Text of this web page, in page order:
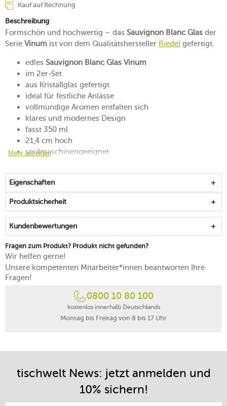
Kauf auf Rechnung
Beschreibung
Formschön und hochwertig – das Sauvignon Blanc Glas der
Serie Vinum ist von dem Qualitätshersteller Riedel gefertigt.
edles Sauvignon Blanc Glas Vinum
im 2er-Set
aus Kristallglas gefertigt
ideal für festliche Anlässe
vollmundige Aromen entfalten sich
klares und modernes Design
fasst 350 ml
21,4 cm hoch
spülmaschinengeeignet
Mehr anzeigen
Eigenschaften
Produktsicherheit
Kundenbewertungen
Fragen zum Produkt? Produkt nicht gefunden?
Wir helfen gerne!
Unsere kompetenten Mitarbeiter*innen beantworten Ihre
Fragen!
0800 10 80 100
kostenlos innerhalb Deutschlands
Montag bis Freitag von 8 bis 17 Uhr
tischwelt News: jetzt anmelden und
10% sichern!